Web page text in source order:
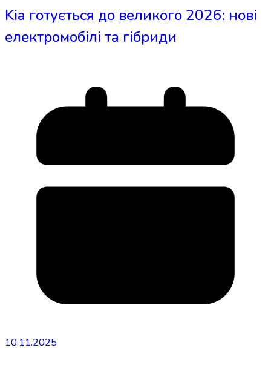
Kia готується до великого 2026: нові
електромобілі та гібриди
10.11.2025